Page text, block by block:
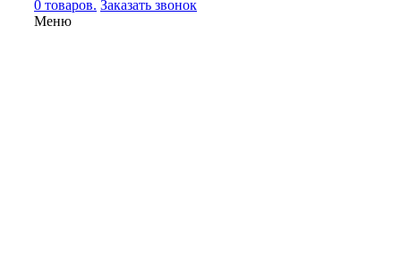
0 товаров. Заказать звонок
Меню